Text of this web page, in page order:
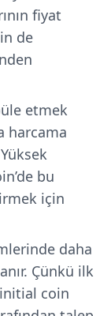
fiyat
de
etmek
harcama
bu
için
daha
Çünkü ilk
coin